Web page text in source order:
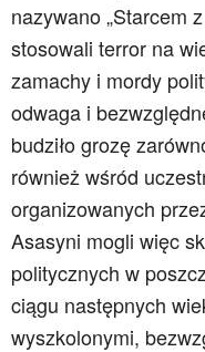
nazywano „Starcem
stosowali terror na
zamachy i mordy
odwaga i
budziło grozę
również wśród
organizowanych
Asasyni mogli więc
politycznych w
ciągu następnych
wyszkolonymi,